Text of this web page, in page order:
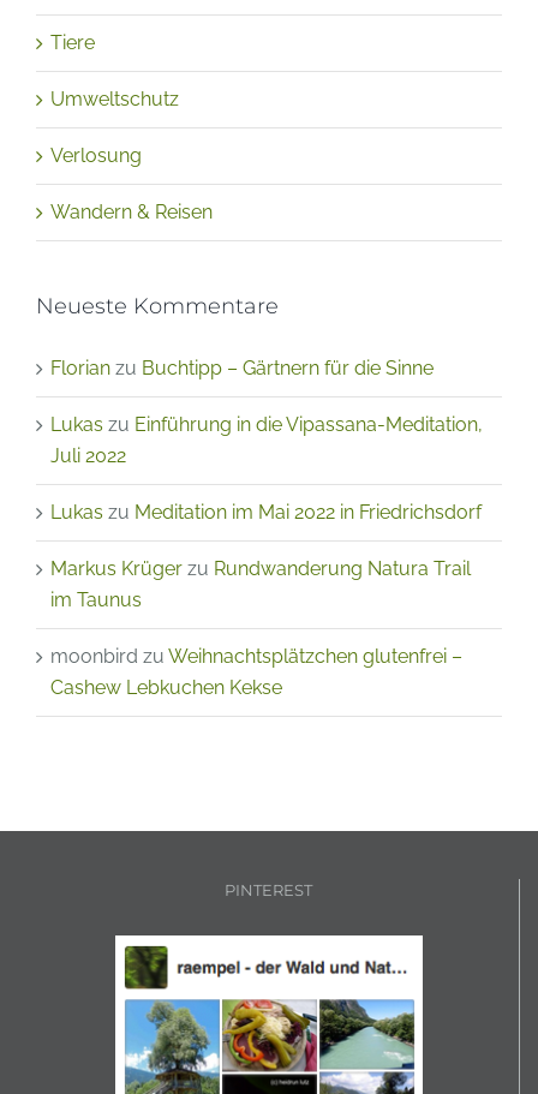
Tiere
Umweltschutz
Verlosung
Wandern & Reisen
Neueste Kommentare
Florian zu Buchtipp – Gärtnern für die Sinne
Lukas zu Einführung in die Vipassana-Meditation,
Juli 2022
Lukas zu Meditation im Mai 2022 in Friedrichsdorf
Markus Krüger zu Rundwanderung Natura Trail
im Taunus
moonbird zu Weihnachtsplätzchen glutenfrei –
Cashew Lebkuchen Kekse
PINTEREST